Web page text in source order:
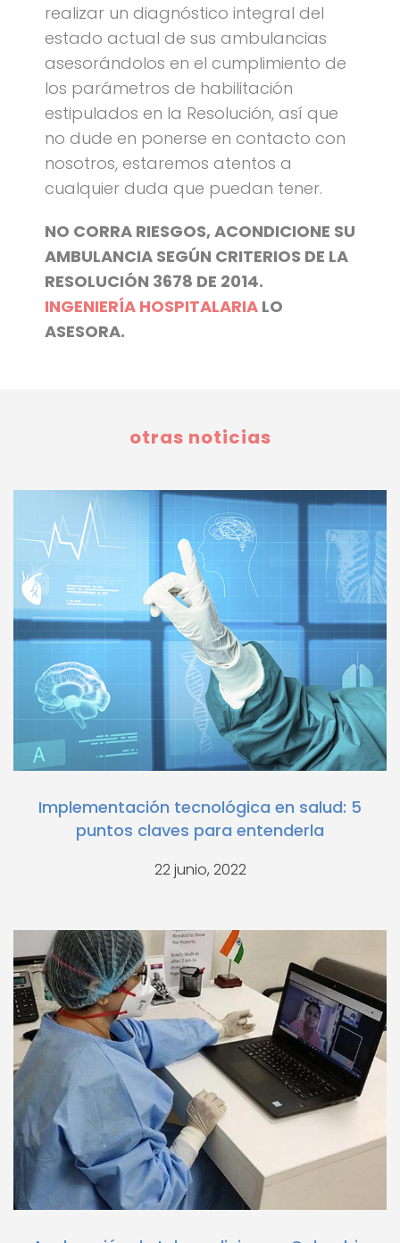
realizar un diagnóstico integral del
estado actual de sus ambulancias
asesorándolos en el cumplimiento de
los parámetros de habilitación
estipulados en la Resolución, así que
no dude en ponerse en contacto con
nosotros, estaremos atentos a
cualquier duda que puedan tener.
NO CORRA RIESGOS, ACONDICIONE SU
AMBULANCIA SEGÚN CRITERIOS DE LA
RESOLUCIÓN 3678 DE 2014.
INGENIERÍA HOSPITALARIA LO
ASESORA.
otras noticias
Implementación tecnológica en salud: 5
puntos claves para entenderla
22 junio, 2022